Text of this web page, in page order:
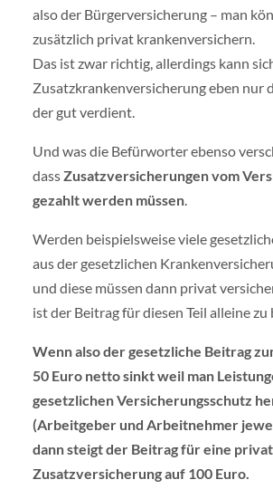
also der Bürgerversicherung – man
zusätzlich privat krankenversichern.
Das ist zwar richtig, allerdings kann
Zusatzkrankenversicherung eben nur
der gut verdient.
Und was die Befürworter ebenso
dassZusatzversicherungen vom
gezahlt werden müssen.
Werden beispielsweise viele
aus der gesetzlichen
und diese müssen dann privat
ist der Beitrag für diesen Teil alleine zu
Wenn also der gesetzliche Beitrag
50 Euro netto sinkt weil man
gesetzlichen Versicherungsschutz
(Arbeitgeber und Arbeitnehmer
dann steigt der Beitrag für eine
Zusatzversicherung auf 100 Euro.